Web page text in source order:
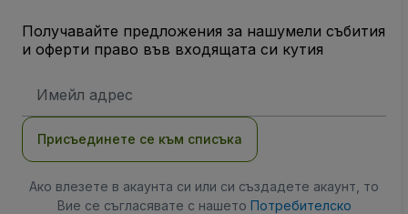
Получавайте предложения за нашумели събития
и оферти право във входящата си кутия
адрес
Присъединете се към списъка
Ако влезете в акаунта си или си създадете акаунт, то
Вие се съгласявате с нашето Потребителско